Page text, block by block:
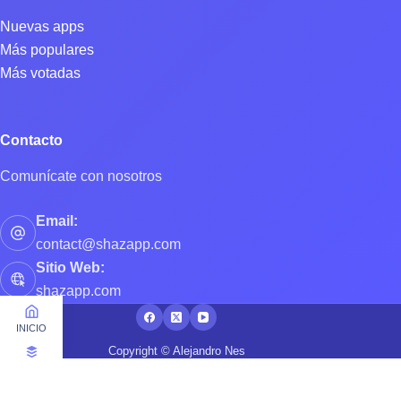
Nuevas apps
Más populares
Más votadas
Contacto
Comunícate con nosotros
Email:
contact@shazapp.com
Sitio Web:
shazapp.com
Copyright © Alejandro Nes
INICIO